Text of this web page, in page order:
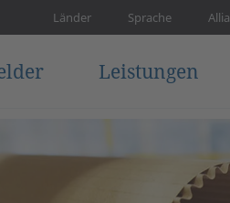
Länder Sprache
Leistungen